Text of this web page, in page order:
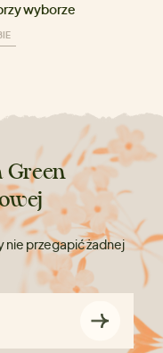
wyborze
Green
nie przegapić żadnej